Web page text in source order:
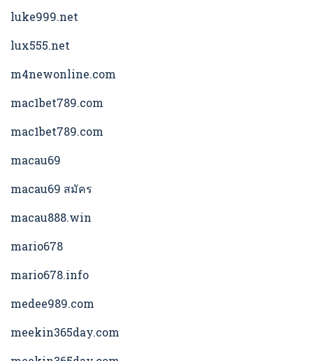
luke999.net
lux555.net
m4newonline.com
mac1bet789.com
mac1bet789.com
macau69
macau69 สมัคร
macau888.win
mario678
mario678.info
medee989.com
meekin365day.com